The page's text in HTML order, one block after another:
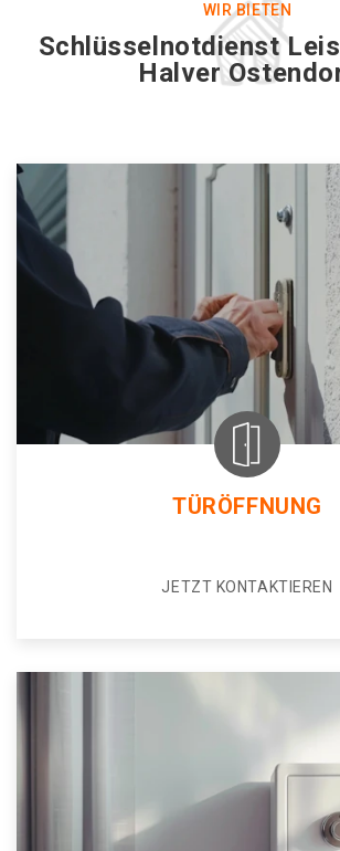
WIR BIETEN
Schlüsselnotdienst
Halver
TÜRÖFFNUNG
JETZT KONTAKTIEREN